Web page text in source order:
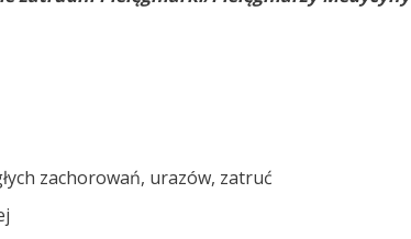
zachorowań, urazów, zatruć